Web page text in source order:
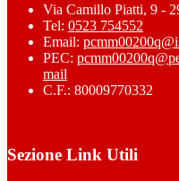
Via Camillo Piatti, 9 -
Tel: 0523 754552
Email:
PEC:
mail
C.F.: 80009770332
Sezione Link Utili